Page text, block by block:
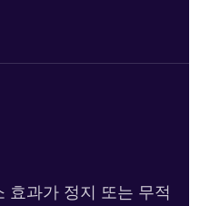
효과가 정지 또는 무적